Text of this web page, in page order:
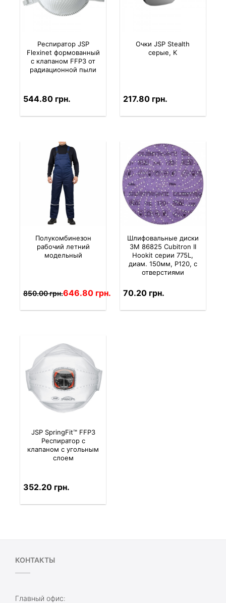
Респиратор JSP
Flexinet формованный
с клапаном FFP3 от
радиационной пыли
544.80 грн.
Очки JSP Stealth
серые, K
217.80 грн.
Полукомбинезон
рабочий летний
модельный
646.80 грн.
850.00 грн.
Шлифовальные диски
3M 86825 Cubitron II
Hookit серии 775L,
диам. 150мм, P120, с
отверстиями
70.20 грн.
JSP SpringFit™ FFP3
Респиратор с
клапаном с угольным
слоем
352.20 грн.
КОНТАКТЫ
Главный офис: